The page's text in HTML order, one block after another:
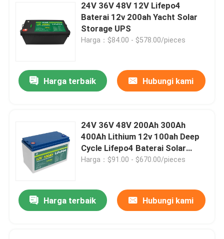
24V 36V 48V 12V Lifepo4
Baterai 12v 200ah Yacht Solar
Storage UPS
Harga：$84.00 - $578.00/pieces
Harga terbaik Hubungi kami
24V 36V 48V 200Ah 300Ah
400Ah Lithium 12v 100ah Deep
Cycle Lifepo4 Baterai Solar
Marine Rv
Harga：$91.00 - $670.00/pieces
Harga terbaik Hubungi kami